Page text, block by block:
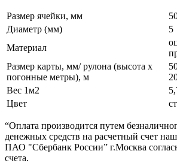
Размер ячейки, мм
Диаметр (мм)
5
Материал
Размер карты, мм/ рулона (высота х
погонные метры), м
Вес 1м2
Цвет
“Оплата производится путем
денежных средств на расчетный счет
ПАО "Сбербанк России” г.Москва
счета.